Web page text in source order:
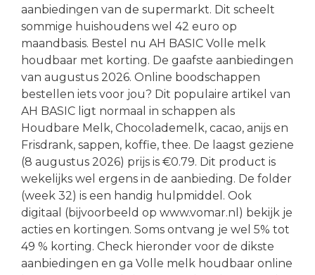
aanbiedingen van de supermarkt. Dit scheelt
sommige huishoudens wel 42 euro op
maandbasis. Bestel nu AH BASIC Volle melk
houdbaar met korting. De gaafste aanbiedingen
van augustus 2026. Online boodschappen
bestellen iets voor jou? Dit populaire artikel van
AH BASIC ligt normaal in schappen als
Houdbare Melk, Chocolademelk, cacao, anijs en
Frisdrank, sappen, koffie, thee. De laagst geziene
(8 augustus 2026) prijs is €0.79. Dit product is
wekelijks wel ergens in de aanbieding. De folder
(week 32) is een handig hulpmiddel. Ook
digitaal (bijvoorbeeld op www.vomar.nl) bekijk je
acties en kortingen. Soms ontvang je wel 5% tot
49 % korting. Check hieronder voor de dikste
aanbiedingen en ga Volle melk houdbaar online